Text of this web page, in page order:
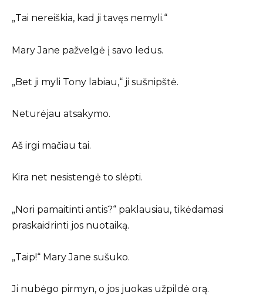
„Tai nereiškia, kad ji tavęs nemyli.“
Mary Jane pažvelgė į savo ledus.
„Bet ji myli Tony labiau,“ ji sušnipštė.
Neturėjau atsakymo.
Aš irgi mačiau tai.
Kira net nesistengė to slėpti.
„Nori pamaitinti antis?“ paklausiau, tikėdamasi
praskaidrinti jos nuotaiką.
„Taip!“ Mary Jane sušuko.
Ji nubėgo pirmyn, o jos juokas užpildė orą.